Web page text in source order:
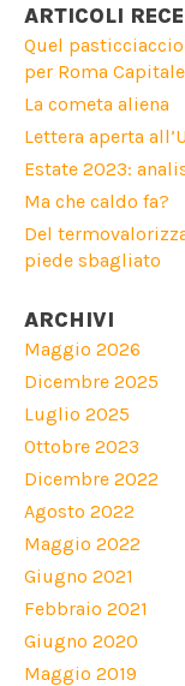
ARTICOLI
Quel
per Roma Capitale
La cometa aliena
Lettera aperta
Estate 2023:
Ma che caldo fa?
Del
piede sbagliato
ARCHIVI
Maggio 2026
Dicembre 2025
Luglio 2025
Ottobre 2023
Dicembre 2022
Agosto 2022
Maggio 2022
Giugno 2021
Febbraio 2021
Giugno 2020
Maggio 2019